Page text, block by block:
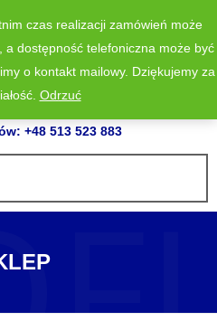
+48 513 523 883
czas realizacji zamówień może
a dostępność telefoniczna może być
o kontakt mailowy. Dziękujemy za
Odrzuć